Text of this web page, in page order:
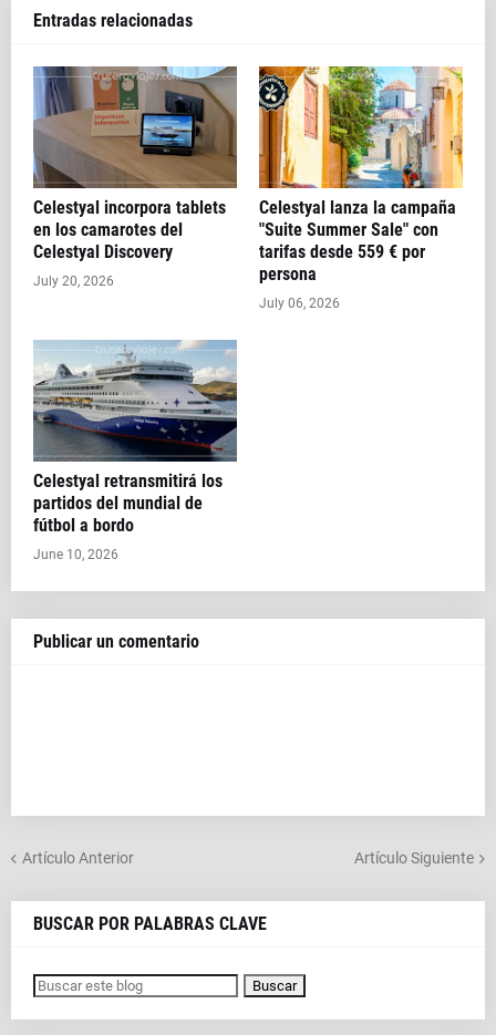
Entradas relacionadas
Celestyal incorpora tablets
en los camarotes del
Celestyal Discovery
July 20, 2026
Celestyal lanza la campaña
"Suite Summer Sale" con
tarifas desde 559 € por
persona
July 06, 2026
Celestyal retransmitirá los
partidos del mundial de
fútbol a bordo
June 10, 2026
Publicar un comentario
Artículo Anterior Artículo Siguiente
BUSCAR POR PALABRAS CLAVE